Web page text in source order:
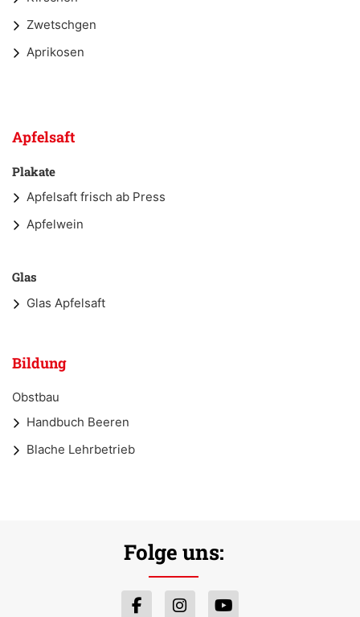
Zwetschgen
Aprikosen
Apfelsaft
Plakate
Apfelsaft frisch ab Press
Apfelwein
Glas
Glas Apfelsaft
Bildung
Obstbau
Handbuch Beeren
Blache Lehrbetrieb
Folge uns: